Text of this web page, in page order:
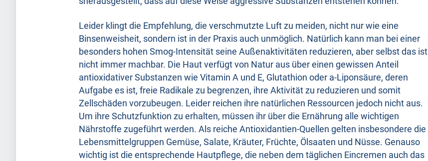
Leider klingt die Empfehlung, die verschmutzte Luft zu meiden, nicht nur wie eine
Binsenweisheit, sondern ist in der Praxis auch unmöglich. Natürlich kann man bei einer
besonders hohen Smog-Intensität seine Außenaktivitäten reduzieren, aber selbst das ist
nicht immer machbar. Die Haut verfügt von Natur aus über einen gewissen Anteil
antioxidativer Substanzen wie Vitamin A und E, Glutathion oder a-Liponsäure, deren
Aufgabe es ist, freie Radikale zu begrenzen, ihre Aktivität zu reduzieren und somit
Zellschäden vorzubeugen. Leider reichen ihre natürlichen Ressourcen jedoch nicht aus.
Um ihre Schutzfunktion zu erhalten, müssen ihr über die Ernährung alle wichtigen
Nährstoffe zugeführt werden. Als reiche Antioxidantien-Quellen gelten insbesondere die
Lebensmittelgruppen Gemüse, Salate, Kräuter, Früchte, Ölsaaten und Nüsse. Genauso
wichtig ist die entsprechende Hautpflege, die neben dem täglichen Eincremen auch das